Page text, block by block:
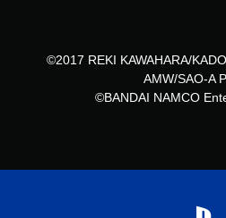
©2017 REKI KAWAHARA/
AMW/SAO-A
©BANDAI NAMCO